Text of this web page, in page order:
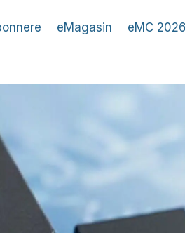
eMagasin eMC 2026